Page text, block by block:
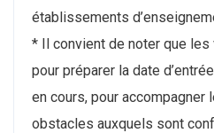
établissements
* Il convient de noter que
pour préparer la date
en cours, pour
obstacles auxquels sont